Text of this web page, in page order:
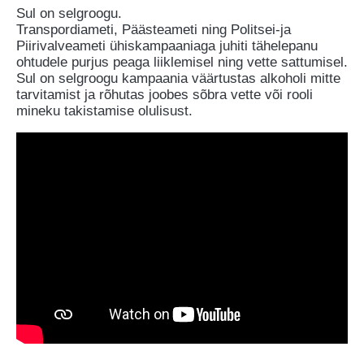
Sul on selgroogu.
Transpordiameti, Päästeameti ning Politsei-ja
Piirivalveameti ühiskampaaniaga juhiti tähelepanu
ohtudele purjus peaga liiklemisel ning vette sattumisel.
Sul on selgroogu kampaania väärtustas alkoholi mitte
tarvitamist ja rõhutas joobes sõbra vette või rooli
mineku takistamise olulisust.